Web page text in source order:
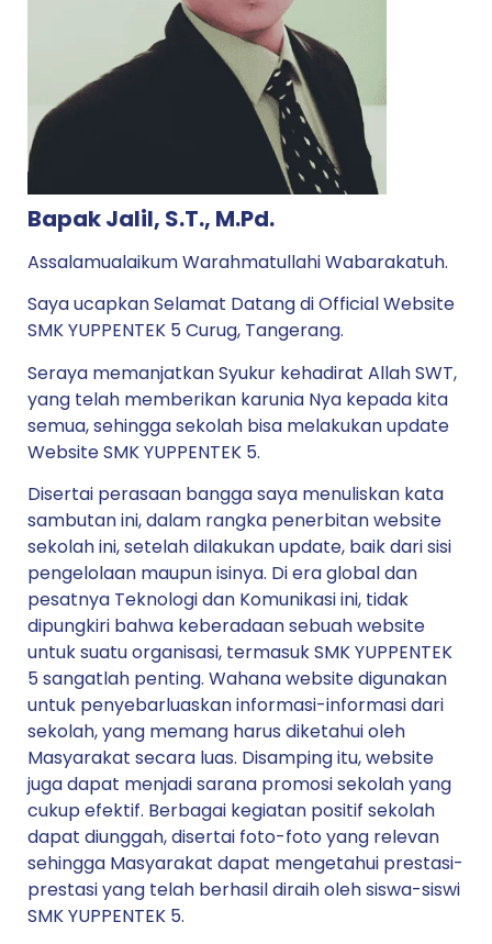
Bapak Jalil, S.T., M.Pd.
Assalamualaikum Warahmatullahi Wabarakatuh.
Saya ucapkan Selamat Datang di Official Website
SMK YUPPENTEK 5 Curug, Tangerang.
Seraya memanjatkan Syukur kehadirat Allah SWT,
yang telah memberikan karunia Nya kepada kita
semua, sehingga sekolah bisa melakukan update
Website SMK YUPPENTEK 5.
Disertai perasaan bangga saya menuliskan kata
sambutan ini, dalam rangka penerbitan website
sekolah ini, setelah dilakukan update, baik dari sisi
pengelolaan maupun isinya. Di era global dan
pesatnya Teknologi dan Komunikasi ini, tidak
dipungkiri bahwa keberadaan sebuah website
untuk suatu organisasi, termasuk SMK YUPPENTEK
5 sangatlah penting. Wahana website digunakan
untuk penyebarluaskan informasi-informasi dari
sekolah, yang memang harus diketahui oleh
Masyarakat secara luas. Disamping itu, website
juga dapat menjadi sarana promosi sekolah yang
cukup efektif. Berbagai kegiatan positif sekolah
dapat diunggah, disertai foto-foto yang relevan
sehingga Masyarakat dapat mengetahui prestasi-
prestasi yang telah berhasil diraih oleh siswa-siswi
SMK YUPPENTEK 5.